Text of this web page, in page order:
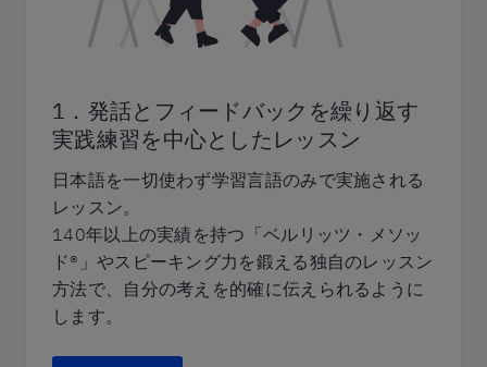
1．発話とフィードバックを繰り返す
実践練習を中心としたレッスン
日本語を一切使わず学習言語のみで実施される
レッスン。
140年以上の実績を持つ「ベルリッツ・メソッ
ド®」やスピーキング力を鍛える独自のレッスン
方法で、自分の考えを的確に伝えられるように
します。